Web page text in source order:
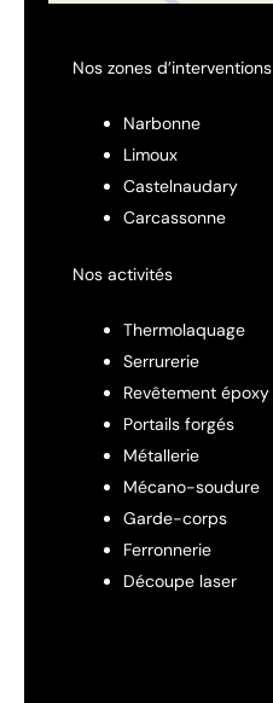
Nos zones d’interventions
Narbonne
Limoux
Castelnaudary
Carcassonne
Nos activités
Thermolaquage
Serrurerie
Revêtement époxy
Portails forgés
Métallerie
Mécano-soudure
Garde-corps
Ferronnerie
Découpe laser